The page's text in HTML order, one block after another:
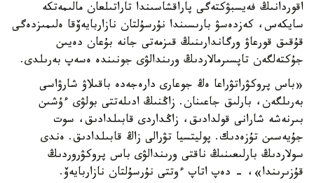
اقوردانىڭ فەيسبۋكتەگى پاراقشاسىندا تاراتىلعان مالىمەتكە
سايكەس، كەزدەسۋ بارىسىندا نۇرسۇلتان نازاربايەۆقا ەلىمىزدەگى
قۇقىق قورعاۋ ورگاندارىنىڭ قىزمەتى جانە بۇعان دەيىن
جۇكتەلگەن تاپسىرمالاردىڭ ورىندالۋى جونىندە ەسەپ بەرىلدى.
«باس پروكۋراتۋراعا ەڭ جوعارى دارەجەدە باقىلاۋ شارۋاسى
بەرىلگەن، بارلىق جاعىنان. زاڭنىڭ ادىلەتتى بولۋى ءۇشىن
بىرنەشە شارانى قولدادىق، زاڭداردى قابىلدادىق، سوت
جۇيەسىن تۇزەدىك. پوليتسيا تۋرالى زاڭ قابىلدادىق. ەندى
سولاردىڭ بارلىعىنىڭ ناقتى ورىندالۋى باس پروكۋروردىڭ
قۇزىرىندا»، - دەپ اتاپ ءوتتى نۇرسۇلتان نازاربايەۆ.